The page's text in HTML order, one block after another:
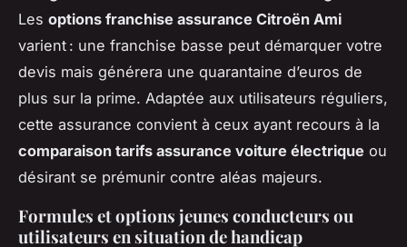
Les options franchise assurance Citroën Ami
varient : une franchise basse peut démarquer votre
devis mais générera une quarantaine d’euros de
plus sur la prime. Adaptée aux utilisateurs réguliers,
cette assurance convient à ceux ayant recours à la
comparaison tarifs assurance voiture électrique ou
désirant se prémunir contre aléas majeurs.
Formules et options jeunes conducteurs ou
utilisateurs en situation de handicap